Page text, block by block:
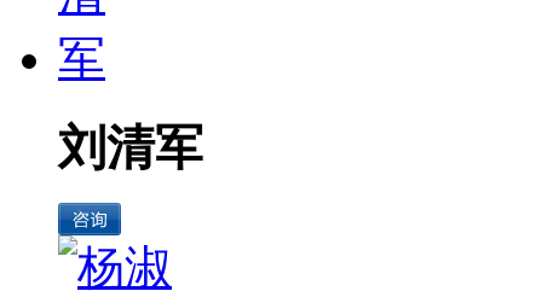
刘清军